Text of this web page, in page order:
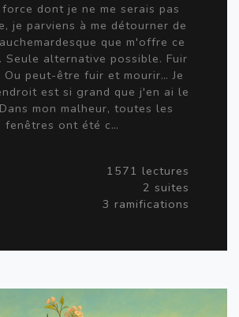
dont je ne me serais pas
je parviens à me détourner de
que m'offre ce
Seule alternative possible. Fuir
Ou peut-être fuir et mourir… Je
est si grand que j'en ai le
mon malheur, toutes les
fenêtres ont été c…
1571 lectures
2 suites
3 ramifications